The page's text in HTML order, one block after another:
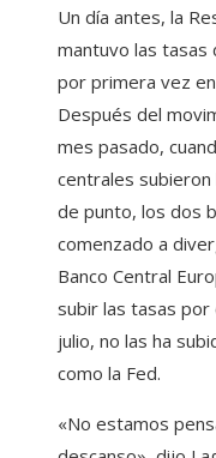
Un día antes, la
mantuvo las
por primera vez
Después del
mes pasado,
centrales
de punto, los dos
comenzado a
Banco Central
subir las tasas
julio, no las ha
como la Fed.
«No estamos